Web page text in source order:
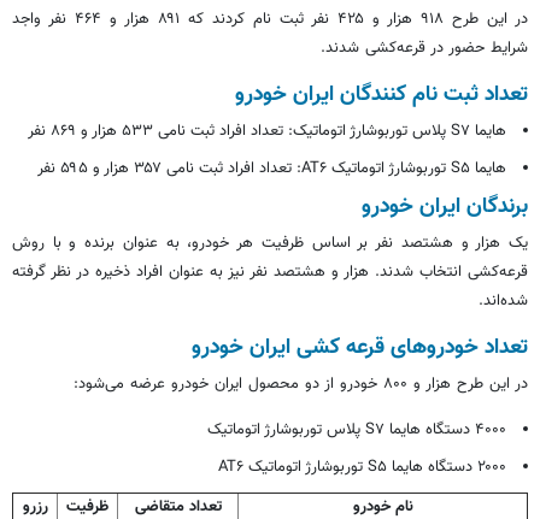
در این طرح ۹۱۸ هزار و ۴۲۵ نفر ثبت نام
کردند که ۸۹۱ هزار و ۴۶۴ نفر واجد
شرایط حضور در قرعه‌کشی شدند.‌
تعدادثبت نامکنندگان ایران خودرو
هایما S۷ پلاس توربوشارژ اتوماتیک: تعداد افراد ثبت نامی ۵۳۳ هزار و ۸۶۹ نفر
هایما S۵ توربوشارژ اتوماتیک AT۶: تعداد افراد ثبت نامی ۳۵۷ هزار و ۵۹۵ نفر
برندگانایران خودرو
یک هزار و هشتصد نفر بر اساس ظرفیت هر خودرو، به عنوان برنده و با روش
قرعه‌کشی انتخاب شدند. هزار و هشتصد نفر نیز به عنوان افراد ذخیره در نظر گرفته
شده‌اند.
تعداد خودروهای قرعه کشی ایران خودرو
در این طرح هزار و ۸۰۰ خودرو از دو محصول ایران خودرو عرضه می‌شود:
۴۰۰۰ دستگاه هایما S۷ پلاس توربوشارژ اتوماتیک
۲۰۰۰ دستگاه هایما S۵ توربوشارژ اتوماتیک AT۶
نام خودرو
تعداد متقاضی ظرفیت
رزرو